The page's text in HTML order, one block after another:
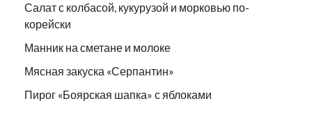
Салат с колбасой, кукурузой и морковью по-
корейски
Манник на сметане и молоке
Мясная закуска «Серпантин»
Пирог «Боярская шапка» с яблоками